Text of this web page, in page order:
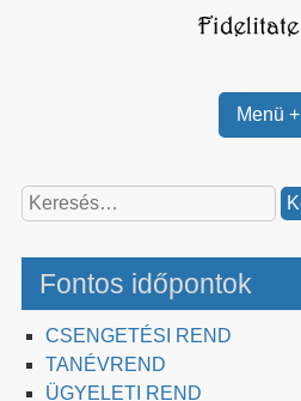
Menü +
Keresés:
Fontos időpontok
CSENGETÉSI REND
TANÉVREND
ÜGYELETI REND